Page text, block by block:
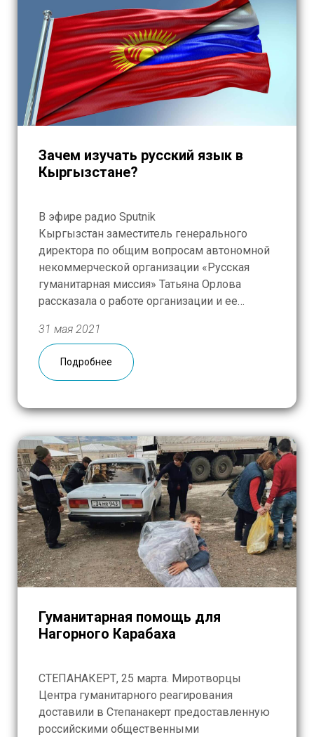
Зачем изучать русский язык в
Кыргызстане?
В эфире радио Sputnik
Кыргызстан заместитель генерального
директора по общим вопросам автономной
некоммерческой организации «Русская
гуманитарная миссия» Татьяна Орлова
рассказала о работе организации и ее
31 мая 2021
Подробнее
Гуманитарная помощь для
Нагорного Карабаха
СТЕПАНАКЕРТ, 25 марта. Миротворцы
Центра гуманитарного реагирования
доставили в Степанакерт предоставленную
российскими общественными